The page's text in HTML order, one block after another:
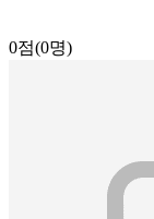
0점(0명)